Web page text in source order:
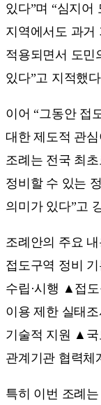
있다”며 “심지어
지역에서도 과거
적용되면서 도민
있다”고 지적했
이어 “그동안 접
대한 제도적 관
조례는 전국 최
정비할 수 있는
의미가 있다”고
조례안의 주요
접도구역 정비
수립·시행 ▲접
이용 제한 실태
기술적 지원 ▲국
관계기관 협력체
특히 이번 조례